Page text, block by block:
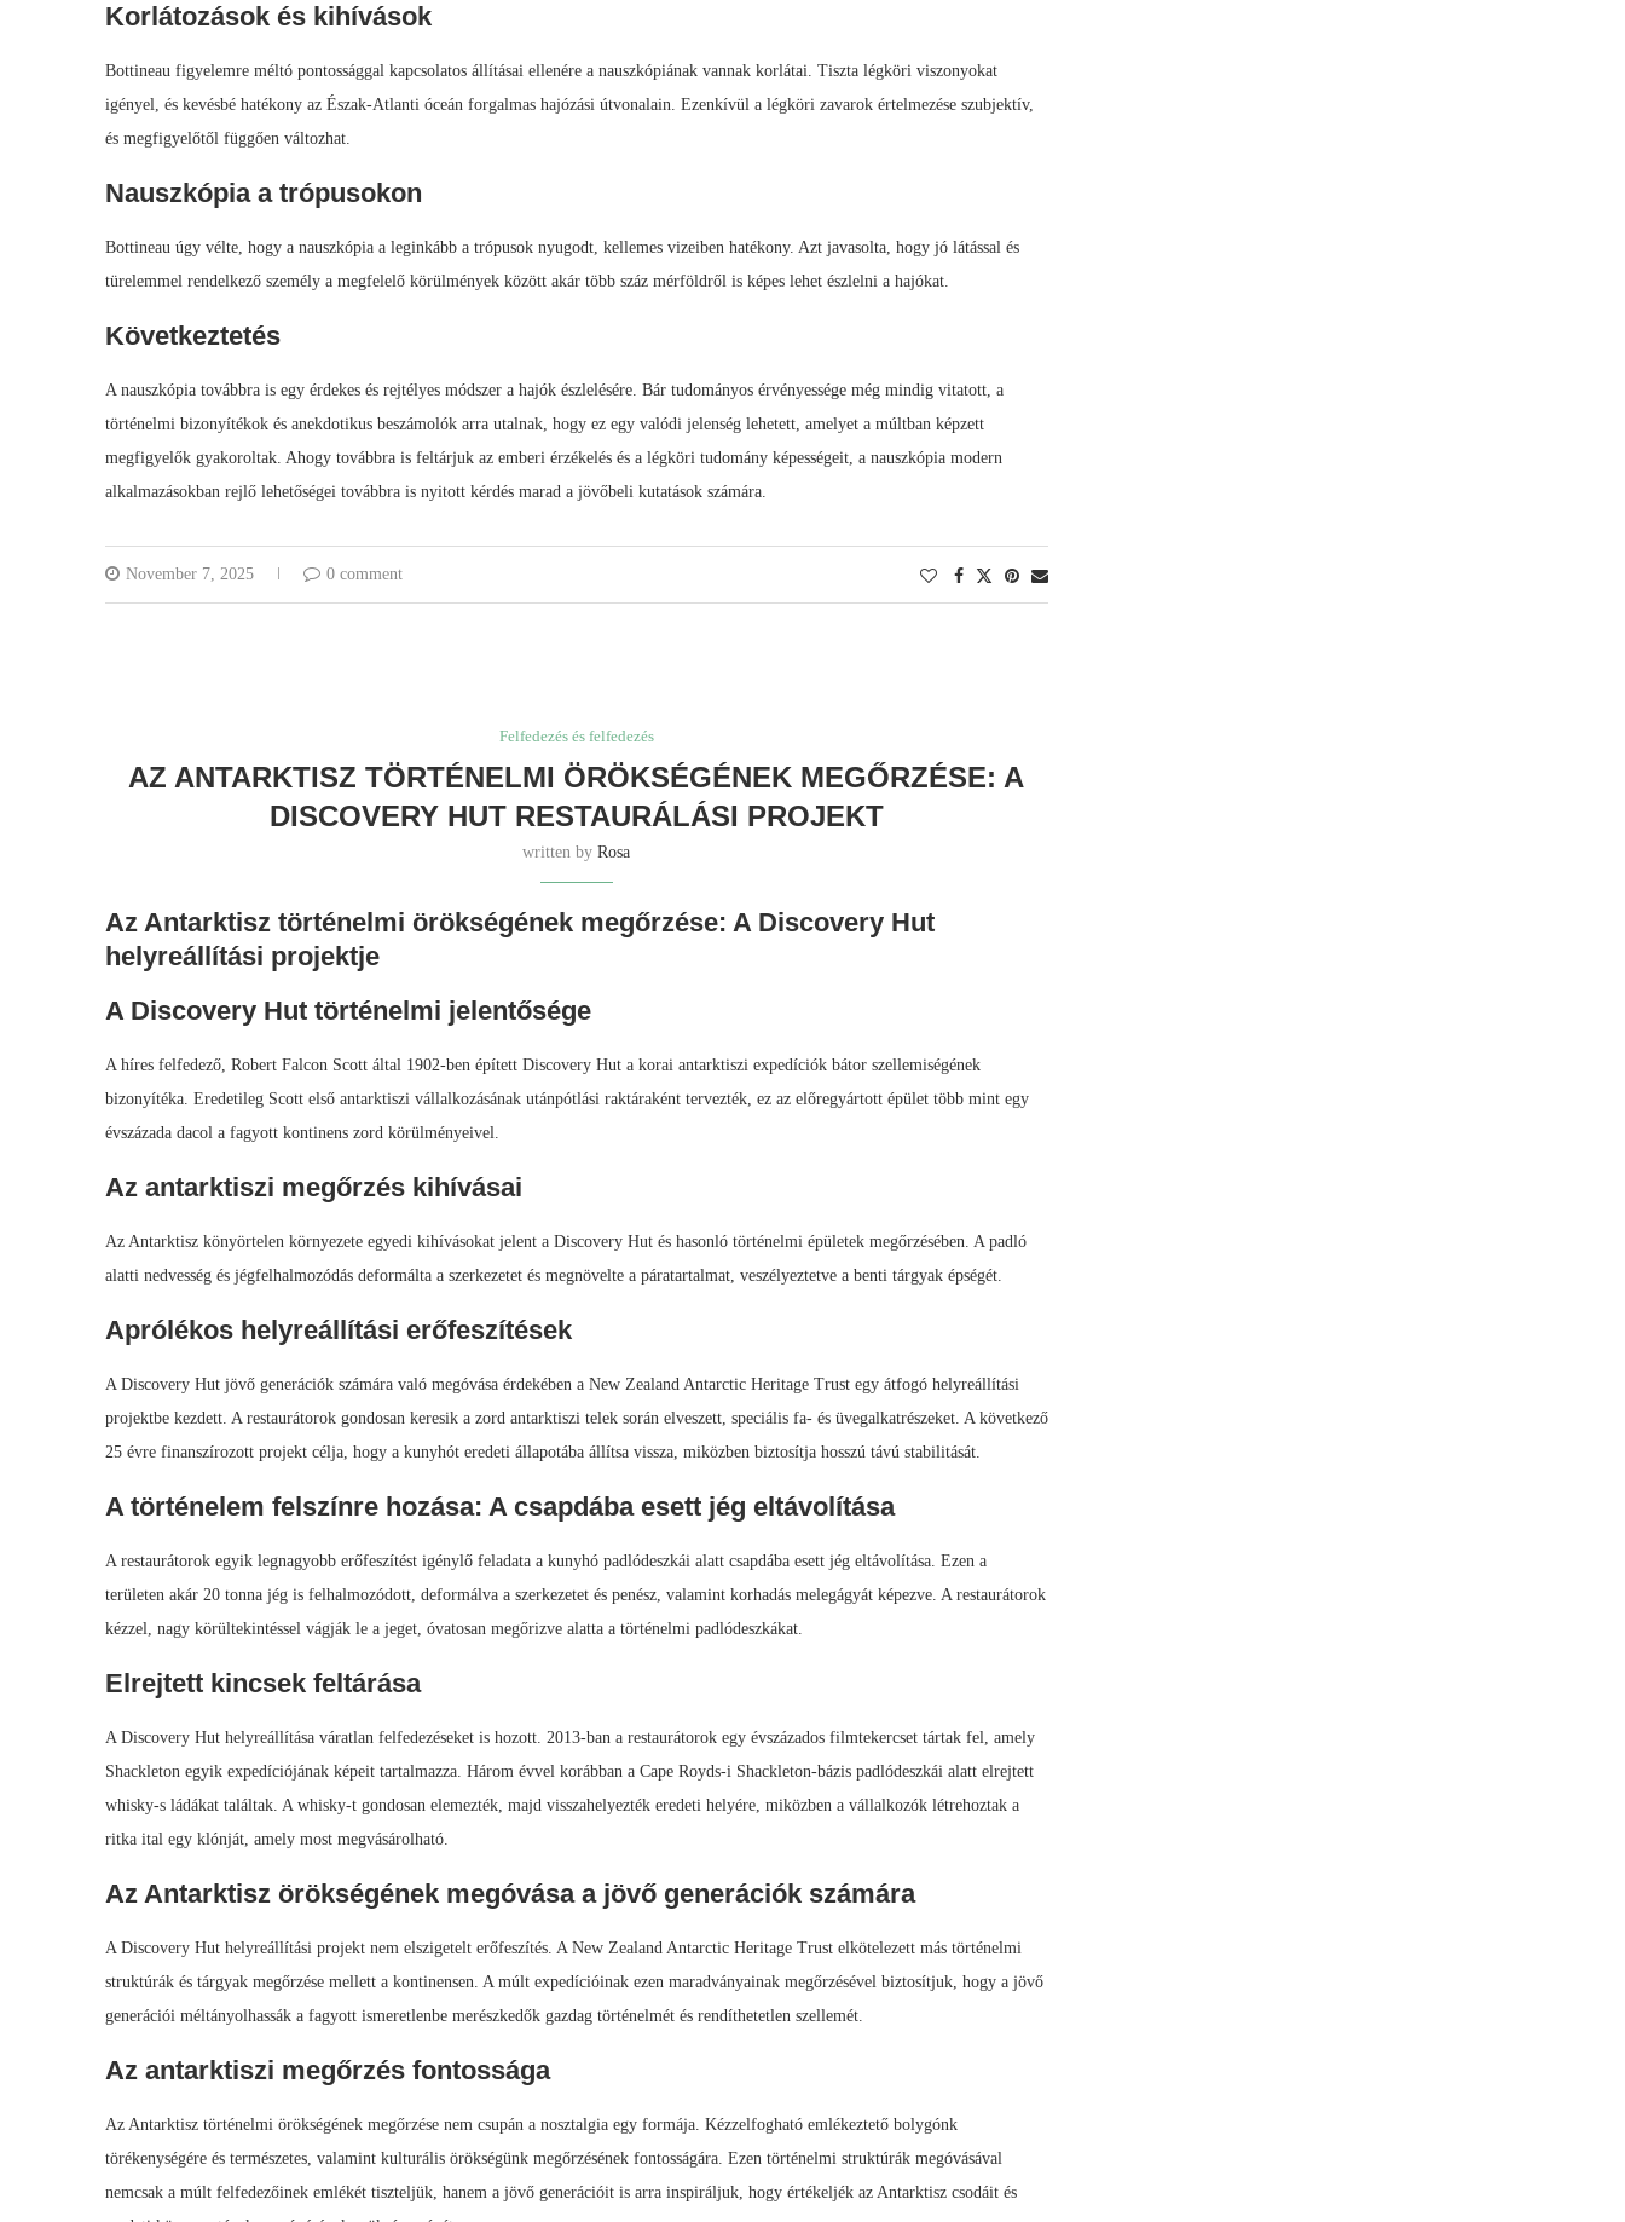
Korlátozások és kihívások
Bottineau figyelemre méltó pontossággal kapcsolatos állításai ellenére a nauszkópiának vannak korlátai. Tiszta légköri viszonyokat
igényel, és kevésbé hatékony az Észak-Atlanti óceán forgalmas hajózási útvonalain. Ezenkívül a légköri zavarok értelmezése szubjektív,
és megfigyelőtől függően változhat.
Nauszkópia a trópusokon
Bottineau úgy vélte, hogy a nauszkópia a leginkább a trópusok nyugodt, kellemes vizeiben hatékony. Azt javasolta, hogy jó látással és
türelemmel rendelkező személy a megfelelő körülmények között akár több száz mérföldről is képes lehet észlelni a hajókat.
Következtetés
A nauszkópia továbbra is egy érdekes és rejtélyes módszer a hajók észlelésére. Bár tudományos érvényessége még mindig vitatott, a
történelmi bizonyítékok és anekdotikus beszámolók arra utalnak, hogy ez egy valódi jelenség lehetett, amelyet a múltban képzett
megfigyelők gyakoroltak. Ahogy továbbra is feltárjuk az emberi érzékelés és a légköri tudomány képességeit, a nauszkópia modern
alkalmazásokban rejlő lehetőségei továbbra is nyitott kérdés marad a jövőbeli kutatások számára.
November 7, 2025 0 comment
Felfedezés és felfedezés
AZ ANTARKTISZ TÖRTÉNELMI ÖRÖKSÉGÉNEK MEGŐRZÉSE: A
DISCOVERY HUT RESTAURÁLÁSI PROJEKT
written byRosa
Az Antarktisz történelmi örökségének megőrzése: A Discovery Hut
helyreállítási projektje
A Discovery Hut történelmi jelentősége
A híres felfedező, Robert Falcon Scott által 1902-ben épített Discovery Hut a korai antarktiszi expedíciók bátor szellemiségének
bizonyítéka. Eredetileg Scott első antarktiszi vállalkozásának utánpótlási raktáraként tervezték, ez az előregyártott épület több mint egy
évszázada dacol a fagyott kontinens zord körülményeivel.
Az antarktiszi megőrzés kihívásai
Az Antarktisz könyörtelen környezete egyedi kihívásokat jelent a Discovery Hut és hasonló történelmi épületek megőrzésében. A padló
alatti nedvesség és jégfelhalmozódás deformálta a szerkezetet és megnövelte a páratartalmat, veszélyeztetve a benti tárgyak épségét.
Aprólékos helyreállítási erőfeszítések
A Discovery Hut jövő generációk számára való megóvása érdekében a New Zealand Antarctic Heritage Trust egy átfogó helyreállítási
projektbe kezdett. A restaurátorok gondosan keresik a zord antarktiszi telek során elveszett, speciális fa- és üvegalkatrészeket. A következő
25 évre finanszírozott projekt célja, hogy a kunyhót eredeti állapotába állítsa vissza, miközben biztosítja hosszú távú stabilitását.
A történelem felszínre hozása: A csapdába esett jég eltávolítása
A restaurátorok egyik legnagyobb erőfeszítést igénylő feladata a kunyhó padlódeszkái alatt csapdába esett jég eltávolítása. Ezen a
területen akár 20 tonna jég is felhalmozódott, deformálva a szerkezetet és penész, valamint korhadás melegágyát képezve. A restaurátorok
kézzel, nagy körültekintéssel vágják le a jeget, óvatosan megőrizve alatta a történelmi padlódeszkákat.
Elrejtett kincsek feltárása
A Discovery Hut helyreállítása váratlan felfedezéseket is hozott. 2013-ban a restaurátorok egy évszázados filmtekercset tártak fel, amely
Shackleton egyik expedíciójának képeit tartalmazza. Három évvel korábban a Cape Royds-i Shackleton-bázis padlódeszkái alatt elrejtett
whisky-s ládákat találtak. A whisky-t gondosan elemezték, majd visszahelyezték eredeti helyére, miközben a vállalkozók létrehoztak a
ritka ital egy klónját, amely most megvásárolható.
Az Antarktisz örökségének megóvása a jövő generációk számára
A Discovery Hut helyreállítási projekt nem elszigetelt erőfeszítés. A New Zealand Antarctic Heritage Trust elkötelezett más történelmi
struktúrák és tárgyak megőrzése mellett a kontinensen. A múlt expedícióinak ezen maradványainak megőrzésével biztosítjuk, hogy a jövő
generációi méltányolhassák a fagyott ismeretlenbe merészkedők gazdag történelmét és rendíthetetlen szellemét.
Az antarktiszi megőrzés fontossága
Az Antarktisz történelmi örökségének megőrzése nem csupán a nosztalgia egy formája. Kézzelfogható emlékeztető bolygónk
törékenységére és természetes, valamint kulturális örökségünk megőrzésének fontosságára. Ezen történelmi struktúrák megóvásával
nemcsak a múlt felfedezőinek emlékét tiszteljük, hanem a jövő generációit is arra inspiráljuk, hogy értékeljék az Antarktisz csodáit és